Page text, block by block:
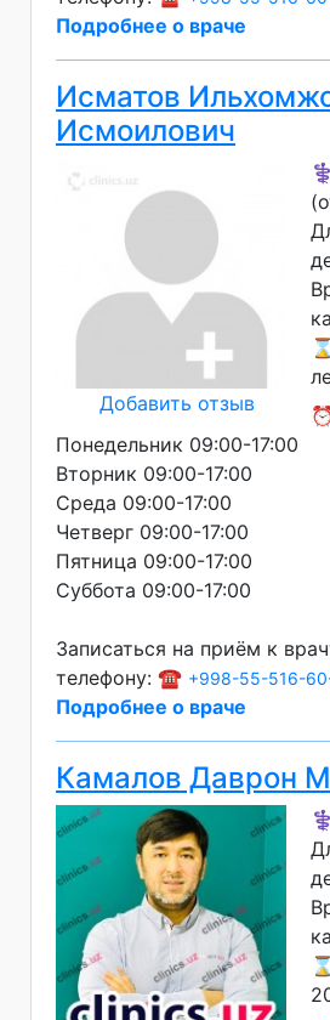
Подробнее о враче
Исматов
Исмоилович
Добавить отзыв
Понедельник 09:00-17:00
Вторник 09:00-17:00
Среда 09:00-17:00
Четверг 09:00-17:00
Пятница 09:00-17:00
Суббота 09:00-17:00
Записаться на приём к
телефону: ☎️ +998-55-516-
Подробнее о враче
Камалов Даврон